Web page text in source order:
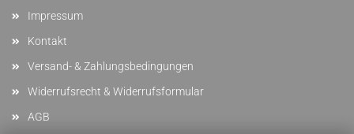
Impressum
Kontakt
Versand- & Zahlungsbedingungen
Widerrufsrecht & Widerrufsformular
AGB